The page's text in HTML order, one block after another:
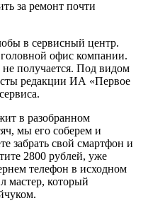
за ремонт почти
в сервисный центр.
офис компании.
получается. Под видом
редакции ИА «Первое
в разобранном
мы его соберем и
забрать свой смартфон и
2800 рублей, уже
телефон в исходном
мастер, который